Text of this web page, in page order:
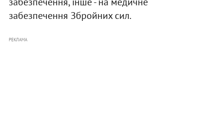
забезпечення Збройних сил.
РЕКЛАМА